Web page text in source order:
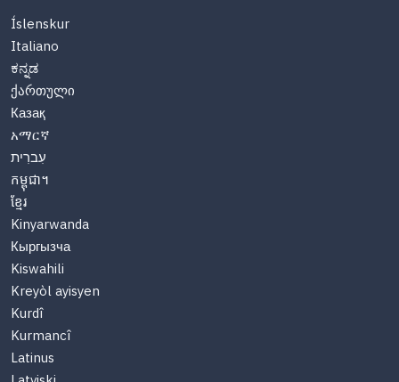
Íslenskur
Italiano
ಕನ್ನಡ
ქართული
Казақ
አማርኛ
עִברִית
កម្ពុជា។
ខ្មែរ
Kinyarwanda
Кыргызча
Kiswahili
Kreyòl ayisyen
Kurdî
Kurmancî
Latinus